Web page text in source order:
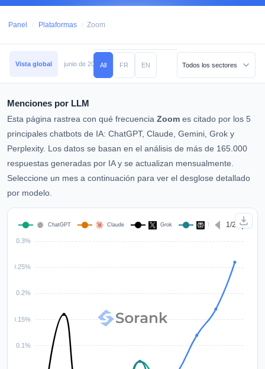
Panel / Plataformas / Zoom
Vista global junio de 2026 mayo de 2026 abril de 2026 marzo de 2026
All FR EN
Menciones por LLM
Esta página rastrea con qué frecuencia Zoom es citado por los 5
principales chatbots de IA: ChatGPT, Claude, Gemini, Grok y
Perplexity. Los datos se basan en el análisis de más de 165.000
respuestas generadas por IA y se actualizan mensualmente.
Seleccione un mes a continuación para ver el desglose detallado
por modelo.